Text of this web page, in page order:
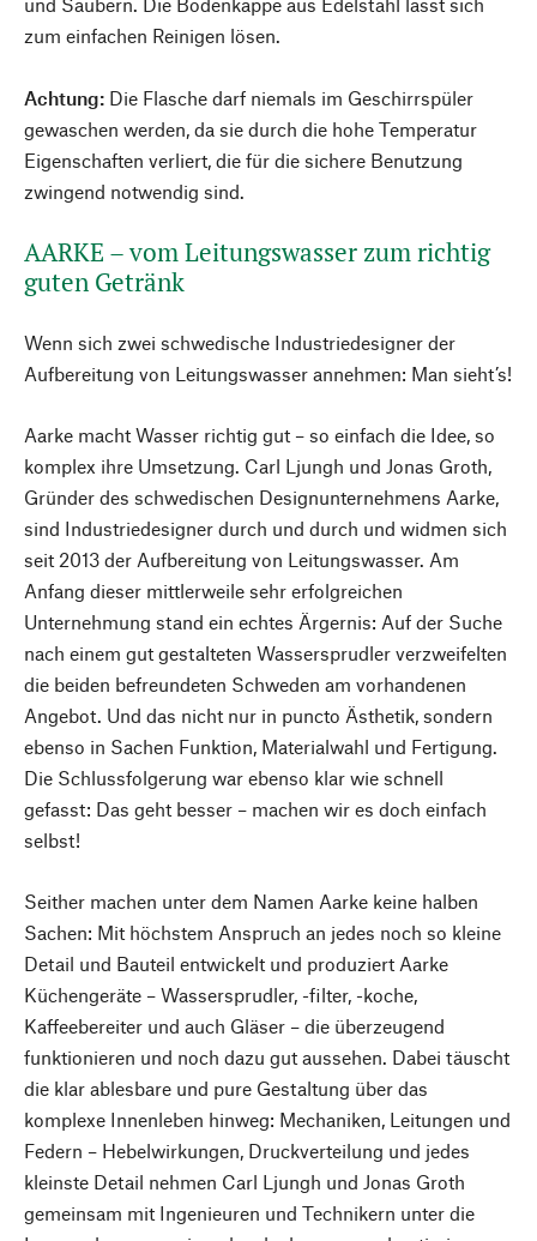
zum einfachen Reinigen lösen.
Achtung: Die Flasche darf niemals im Geschirrspüler
gewaschen werden, da sie durch die hohe Temperatur
Eigenschaften verliert, die für die sichere Benutzung
zwingend notwendig sind.
AARKE – vom Leitungswasser zum richtig
guten Getränk
Wenn sich zwei schwedische Industriedesigner der
Aufbereitung von Leitungswasser annehmen: Man sieht’s!
Aarke macht Wasser richtig gut – so einfach die Idee, so
komplex ihre Umsetzung. Carl Ljungh und Jonas Groth,
Gründer des schwedischen Designunternehmens Aarke,
sind Industriedesigner durch und durch und widmen sich
seit 2013 der Aufbereitung von Leitungswasser. Am
Anfang dieser mittlerweile sehr erfolgreichen
Unternehmung stand ein echtes Ärgernis: Auf der Suche
nach einem gut gestalteten Wassersprudler verzweifelten
die beiden befreundeten Schweden am vorhandenen
Angebot. Und das nicht nur in puncto Ästhetik, sondern
ebenso in Sachen Funktion, Materialwahl und Fertigung.
Die Schlussfolgerung war ebenso klar wie schnell
gefasst: Das geht besser – machen wir es doch einfach
selbst!
Seither machen unter dem Namen Aarke keine halben
Sachen: Mit höchstem Anspruch an jedes noch so kleine
Detail und Bauteil entwickelt und produziert Aarke
Küchengeräte – Wassersprudler, -filter, -koche,
Kaffeebereiter und auch Gläser – die überzeugend
funktionieren und noch dazu gut aussehen. Dabei täuscht
die klar ablesbare und pure Gestaltung über das
komplexe Innenleben hinweg: Mechaniken, Leitungen und
Federn – Hebelwirkungen, Druckverteilung und jedes
kleinste Detail nehmen Carl Ljungh und Jonas Groth
gemeinsam mit Ingenieuren und Technikern unter die